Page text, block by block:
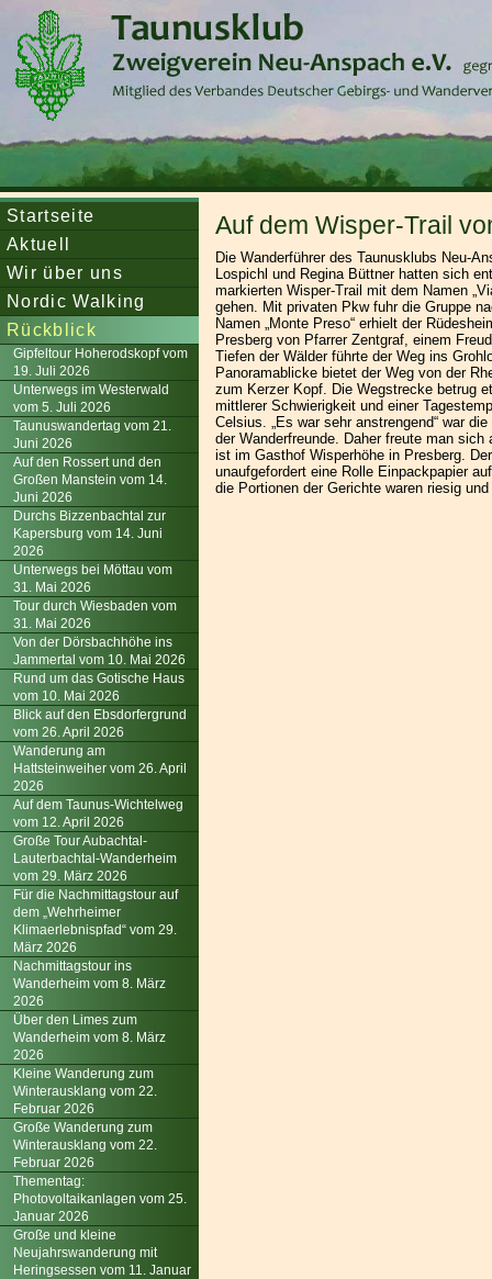
Startseite
Aktuell
Wir über uns
Nordic Walking
Rückblick
Gipfeltour Hoherodskopf vom
19. Juli 2026
Unterwegs im Westerwald
vom 5. Juli 2026
Taunuswandertag vom 21.
Juni 2026
Auf den Rossert und den
Großen Manstein vom 14.
Juni 2026
Durchs Bizzenbachtal zur
Kapersburg vom 14. Juni
2026
Unterwegs bei Möttau vom
31. Mai 2026
Tour durch Wiesbaden vom
31. Mai 2026
Von der Dörsbachhöhe ins
Jammertal vom 10. Mai 2026
Rund um das Gotische Haus
vom 10. Mai 2026
Blick auf den Ebsdorfergrund
vom 26. April 2026
Wanderung am
Hattsteinweiher vom 26. April
2026
Auf dem Taunus-Wichtelweg
vom 12. April 2026
Große Tour Aubachtal-
Lauterbachtal-Wanderheim
vom 29. März 2026
Für die Nachmittagstour auf
dem „Wehrheimer
Klimaerlebnispfad“ vom 29.
März 2026
Nachmittagstour ins
Wanderheim vom 8. März
2026
Über den Limes zum
Wanderheim vom 8. März
2026
Kleine Wanderung zum
Winterausklang vom 22.
Februar 2026
Große Wanderung zum
Winterausklang vom 22.
Februar 2026
Thementag:
Photovoltaikanlagen vom 25.
Januar 2026
Große und kleine
Neujahrswanderung mit
Heringsessen vom 11. Januar
Auf dem Wisper-Trail
Die Wanderführer des Taunusklubs Neu-
Lospichl und Regina Büttner hatten sich
markierten Wisper-Trail mit dem Namen
gehen. Mit privaten Pkw fuhr die Gruppe
Namen „Monte Preso“ erhielt der
Presberg von Pfarrer Zentgraf, einem
Tiefen der Wälder führte der Weg ins
Panoramablicke bietet der Weg von der
zum Kerzer Kopf. Die Wegstrecke betrug
mittlerer Schwierigkeit und einer
Celsius. „Es war sehr anstrengend“ war
der Wanderfreunde. Daher freute man
ist im Gasthof Wisperhöhe in Presberg.
unaufgefordert eine Rolle Einpackpapier
die Portionen der Gerichte waren riesig